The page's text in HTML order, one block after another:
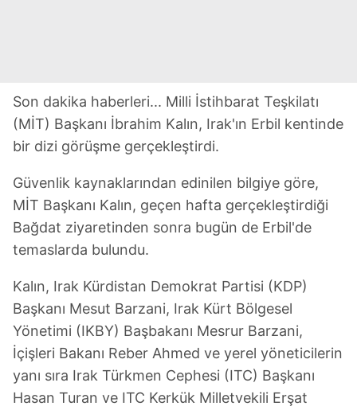
Son dakika haberleri... Milli İstihbarat Teşkilatı
(MİT) Başkanı İbrahim Kalın, Irak'ın Erbil kentinde
bir dizi görüşme gerçekleştirdi.
Güvenlik kaynaklarından edinilen bilgiye göre,
MİT Başkanı Kalın, geçen hafta gerçekleştirdiği
Bağdat ziyaretinden sonra bugün de Erbil'de
temaslarda bulundu.
Kalın, Irak Kürdistan Demokrat Partisi (KDP)
Başkanı Mesut Barzani, Irak Kürt Bölgesel
Yönetimi (IKBY) Başbakanı Mesrur Barzani,
İçişleri Bakanı Reber Ahmed ve yerel yöneticilerin
yanı sıra Irak Türkmen Cephesi (ITC) Başkanı
Hasan Turan ve ITC Kerkük Milletvekili Erşat